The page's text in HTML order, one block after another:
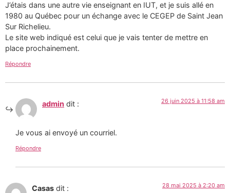
J’étais dans une autre vie enseignant en IUT, et je suis allé en
1980 au Québec pour un échange avec le CEGEP de Saint Jean
Sur Richelieu.
Le site web indiqué est celui que je vais tenter de mettre en
place prochainement.
Répondre
admin dit : 26 juin 2025 à 11:58 am
Je vous ai envoyé un courriel.
Répondre
Casas dit : 28 mai 2025 à 2:20 am